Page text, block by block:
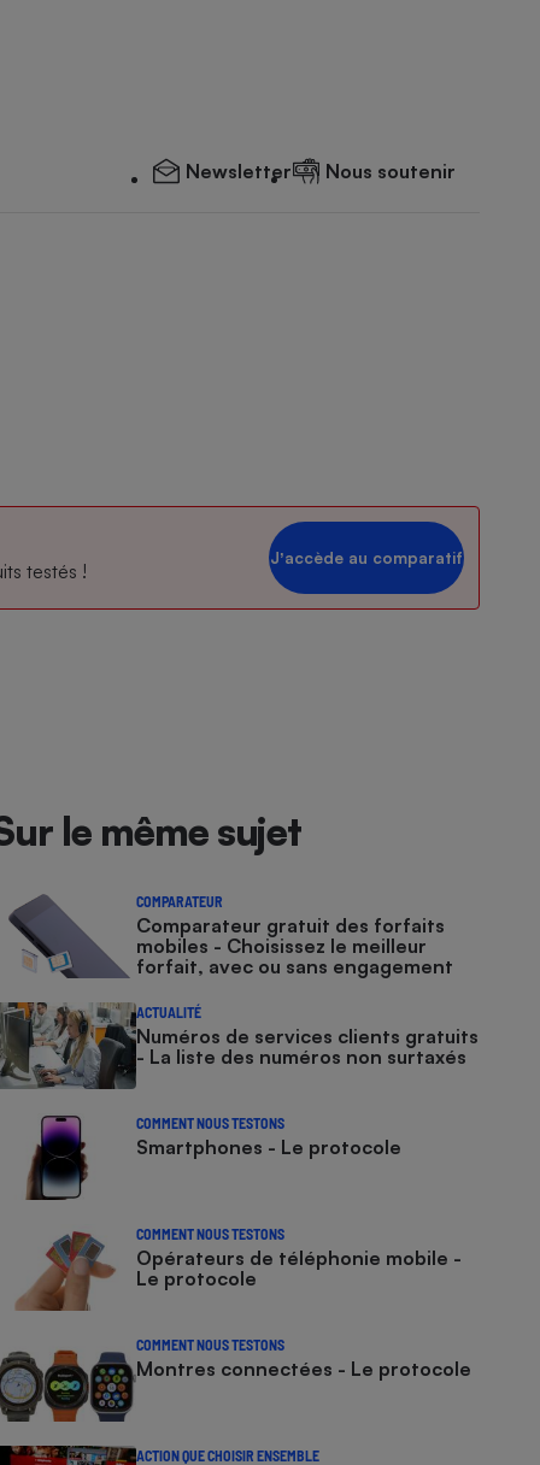
Newsletter Nous soutenir
testés !
Jʼaccède au comparatif
le même sujet
COMPARATEUR
Comparateur gratuit des forfaits
mobiles - Choisissez le meilleur
forfait, avec ou sans engagement
ACTUALITÉ
Numéros de services clients gratuits
- La liste des numéros non surtaxés
COMMENT NOUS TESTONS
Smartphones - Le protocole
COMMENT NOUS TESTONS
Opérateurs de téléphonie mobile -
Le protocole
COMMENT NOUS TESTONS
Montres connectées - Le protocole
ACTION QUE CHOISIR ENSEMBLE